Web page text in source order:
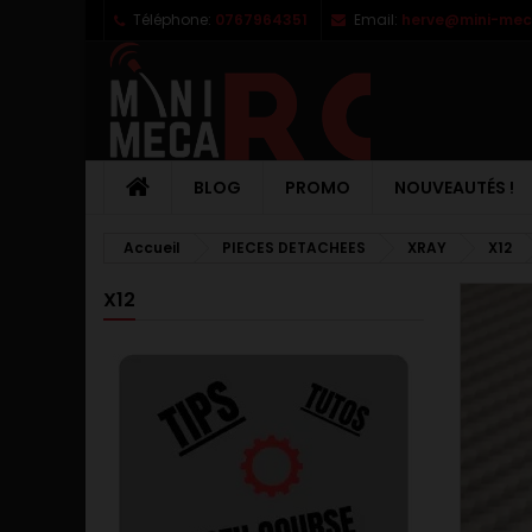
Téléphone: 0767964351 Email: herve@mini-
BLOG PROMO NOUVEAUTÉS !
Accueil PIECES DETACHEES XRAY X12
X12